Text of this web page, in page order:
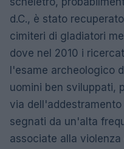
d.C., è stato
cimiteri di gladiatori
dove nel 2010 i
l'esame archeologico
uomini ben sviluppati,
via
segnati da un'alta
associate alla